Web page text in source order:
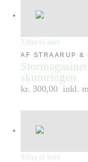
Tilføj til kurv
AF STRAARUP &
skumringen
kr. 300,00 inkl.
Tilføj til kurv